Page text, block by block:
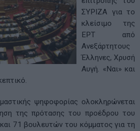
ΣΥΡΙΖΑ για το
κλείσιμο της
ΕΡΤ από
Ανεξάρτητους
Έλληνες, Χρυσή
Αυγή. «Ναι» και
ψηφοφορίας ολοκληρώνεται
της πρότασης του προέδρου του
71 βουλευτών του κόμματος για τη